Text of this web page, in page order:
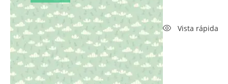
Vista rápida